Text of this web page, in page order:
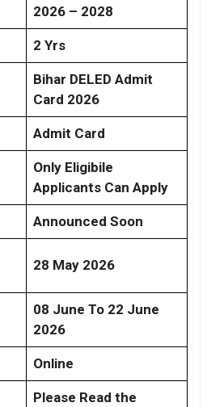
2026 – 2028
2 Yrs
Bihar DELED Admit
Card 2026
Admit Card
Only Eligibile
Applicants Can Apply
Announced Soon
28 May 2026
08 June To 22 June
2026
Online
Please Read the